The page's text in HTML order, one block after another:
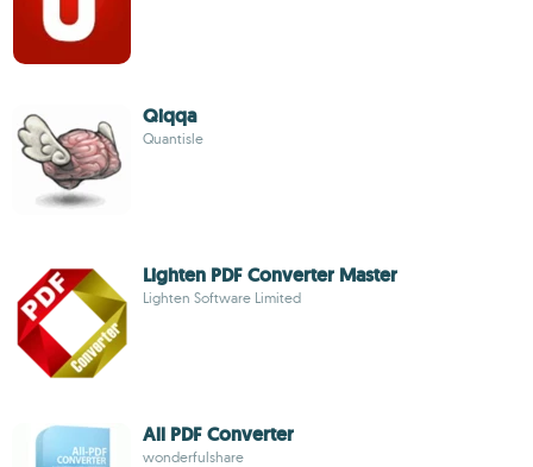
Qiqqa
Quantisle
Lighten PDF Converter Master
Lighten Software Limited
All PDF Converter
wonderfulshare